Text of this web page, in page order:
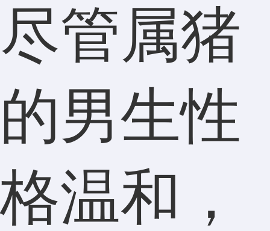
尽管属猪
的男生性
格温和，